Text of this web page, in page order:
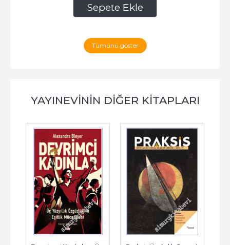
Sepete Ekle
155,40
Tümünü göster
YAYINEVININ DIĞER KITAPLARI